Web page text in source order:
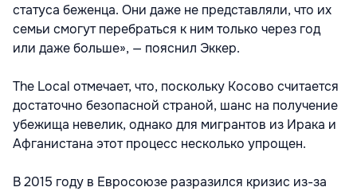
статуса беженца. Они даже не представляли, что их
семьи смогут перебраться к ним только через год
или даже больше», — пояснил Эккер.
The Local отмечает, что, поскольку Косово считается
достаточно безопасной страной, шанс на получение
убежища невелик, однако для мигрантов из Ирака и
Афганистана этот процесс несколько упрощен.
В 2015 году в Евросоюзе разразился кризис из-за